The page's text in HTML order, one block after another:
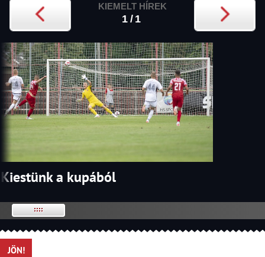
KIEMELT HÍREK
1/1
Kiestünk a kupából
JÖN!